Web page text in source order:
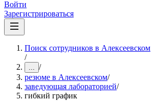
Войти
Зарегистрироваться
Поиск сотрудников в Алексеевском
/
... /
резюме в Алексеевском/
заведующая лабораторией/
гибкий график